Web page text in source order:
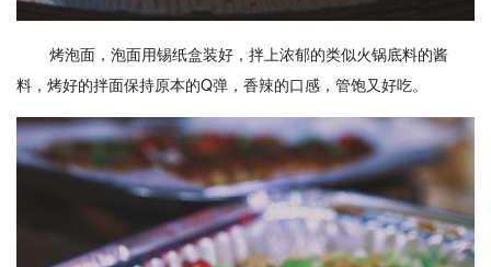
烤泡面，泡面用锡纸盒装好，拌上浓郁的类似火锅底料的酱
料，烤好的拌面保持原本的Q弹，香辣的口感，管饱又好吃。